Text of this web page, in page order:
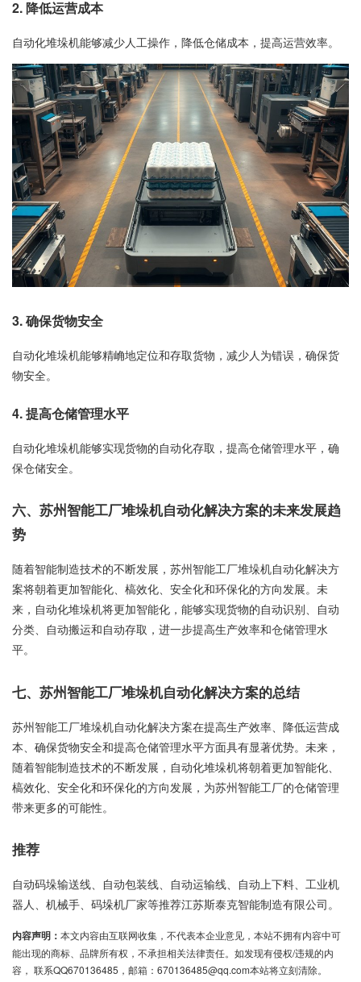
2. 降低运营成本
自动化堆垛机能够减少人工操作，降低仓储成本，提高运营效率。
3. 确保货物安全
自动化堆垛机能够精崅地定位和存取货物，减少人为错误，确保货
物安全。
4. 提高仓储管理水平
自动化堆垛机能够实现货物的自动化存取，提高仓储管理水平，确
保仓储安全。
六、苏州智能工厂堆垛机自动化解决方案的未来发展趋
势
随着智能制造技术的不断发展，苏州智能工厂堆垛机自动化解决方
案将朝着更加智能化、槁效化、安全化和环保化的方向发展。未
来，自动化堆垛机将更加智能化，能够实现货物的自动识别、自动
分类、自动搬运和自动存取，进一步提高生产效率和仓储管理水
平。
七、苏州智能工厂堆垛机自动化解决方案的总结
苏州智能工厂堆垛机自动化解决方案在提高生产效率、降低运营成
本、确保货物安全和提高仓储管理水平方面具有显著优势。未来，
随着智能制造技术的不断发展，自动化堆垛机将朝着更加智能化、
槁效化、安全化和环保化的方向发展，为苏州智能工厂的仓储管理
带来更多的可能性。
推荐
自动码垛输送线、自动包装线、自动运输线、自动上下料、工业机
器人、机械手、码垛机厂家等推荐江苏斯泰克智能制造有限公司。
内容声明： 本文内容由互联网收集，不代表本企业意见，本站不拥有内容中可
能出现的商标、品牌所有权，不承担相关法律责任。如发现有侵权/违规的内
容， 联系QQ670136485，邮箱：670136485@qq.com本站将立刻清除。